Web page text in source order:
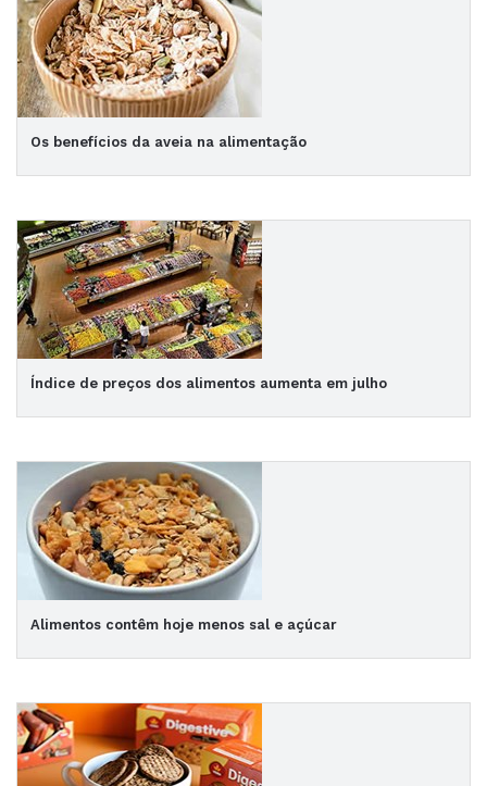
Os benefícios da aveia na alimentação
Índice de preços dos alimentos aumenta em julho
Alimentos contêm hoje menos sal e açúcar